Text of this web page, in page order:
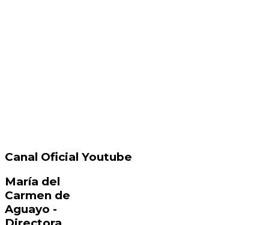
Canal Oficial Youtube
María del
Carmen de
Aguayo -